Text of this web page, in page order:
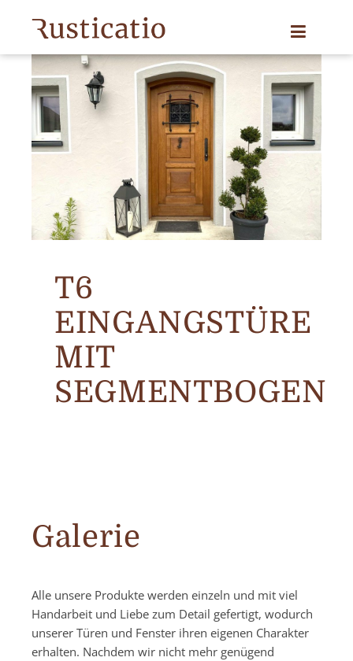
T6
EINGANGSTÜRE
MIT
SEGMENTBOGEN
Galerie
Alle unsere Produkte werden einzeln und mit viel
Handarbeit und Liebe zum Detail gefertigt, wodurch
unserer Türen und Fenster ihren eigenen Charakter
erhalten. Nachdem wir nicht mehr genügend